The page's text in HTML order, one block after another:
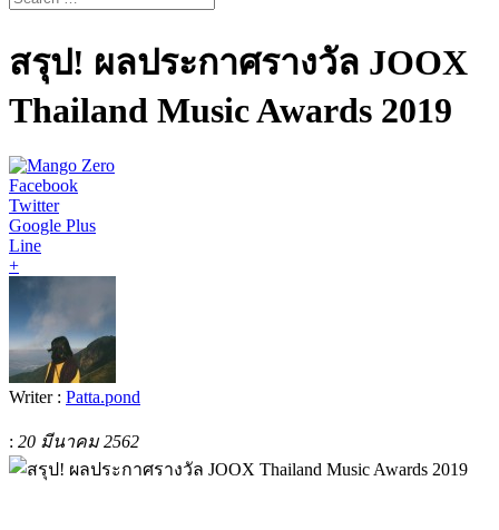
สรุป! ผลประกาศรางวัล JOOX
Thailand Music Awards 2019
Facebook
Twitter
Google Plus
Line
+
Writer : Patta.pond
: 20 มีนาคม 2562